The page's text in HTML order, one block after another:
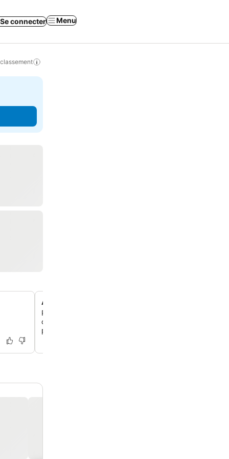
Se connecter Menu
À deux pas de la gare de Schaffhouse
Profite d'un confort inégalé grâce à l'emplacement
quelques pas de la gare et directement relié à la vieille
passages souterrains.